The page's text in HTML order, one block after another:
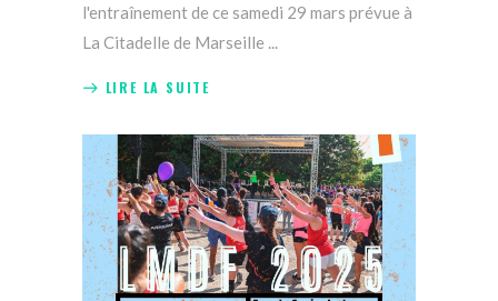
l'entraînement de ce samedi 29 mars prévue à
La Citadelle de Marseille
LIRE LA SUITE